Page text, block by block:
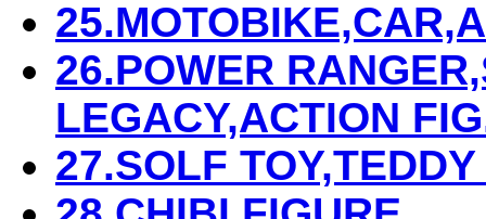
26.POWER
LEGACY,ACTION
27.SOLF